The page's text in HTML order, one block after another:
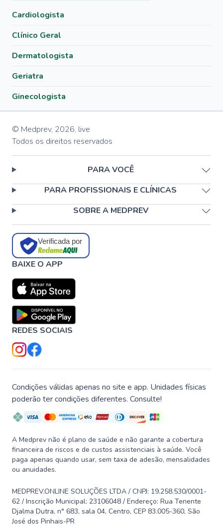
Cardiologista
Clínico Geral
Dermatologista
Geriatra
Ginecologista
© Medprev, 2026, live
Todos os direitos reservados
PARA VOCÊ
PARA PROFISSIONAIS E CLÍNICAS
SOBRE A MEDPREV
Verificada por
BAIXE O APP
REDES SOCIAIS
Condições válidas apenas no site e app. Unidades físicas
poderão ter condições diferentes. Consulte!
A Medprev não é plano de saúde e não garante a cobertura
financeira de riscos e de custos assistenciais à saúde. Você
paga apenas quando usar, sem taxa de adesão, mensalidades
ou anuidades.
MEDPREV.ONLINE SOLUÇÕES LTDA / CNPJ: 19.258.530/0001-
62 / Inscrição Municipal: 23106048 / Endereço: Rua Tenente
Djalma Dutra, n° 683, sala 04, Centro, CEP 83.005-360, São
José dos Pinhais-PR